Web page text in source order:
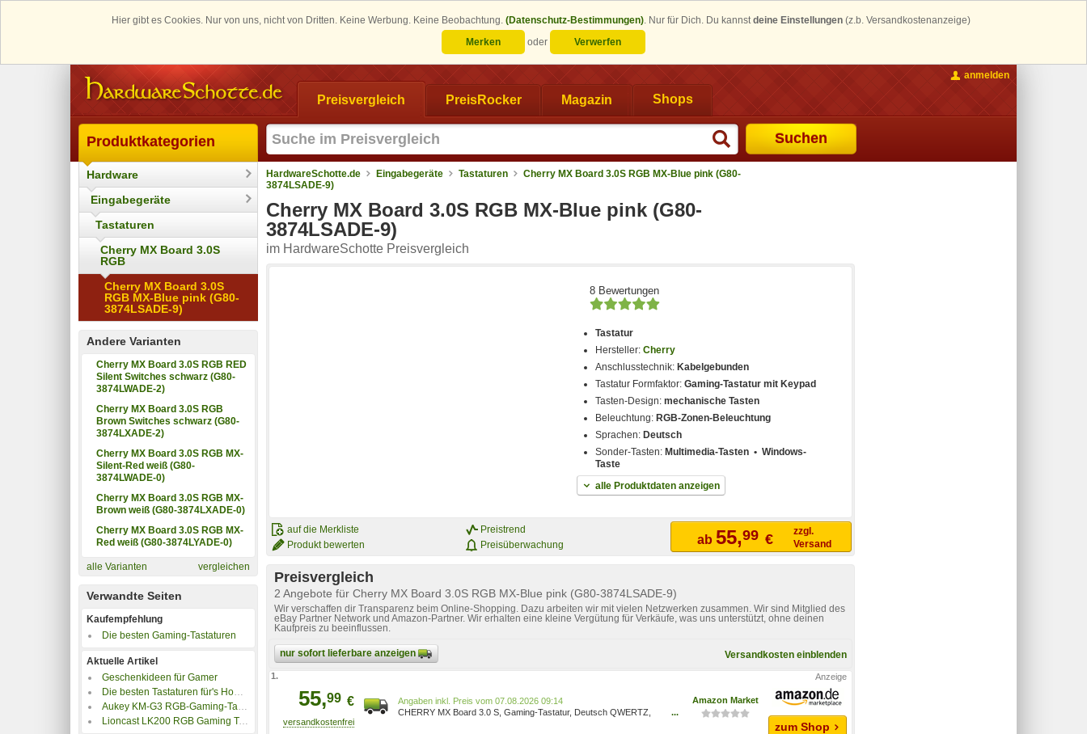
Hier gibt es Cookies. Nur von uns, nicht von Dritten. Keine Werbung. Keine Beobachtung. (Datenschutz-Bestimmungen). Nur für Dich. Du kannstdeine Einstellungen (z.b. Versandkostenanzeige)
Merken
oder Verwerfen
Preisvergleich PreisRocker Magazin Shops
Suchen
anmelden
Produktkategorien
Hardware
Eingabegeräte
Tastaturen
Cherry MX Board 3.0S
RGB
Cherry MX Board 3.0S
RGB MX-Blue pink (G80-
3874LSADE-9)
Andere Varianten
Cherry MX Board 3.0S RGB RED
Silent Switches schwarz (G80-
3874LWADE-2)
Cherry MX Board 3.0S RGB
Brown Switches schwarz (G80-
3874LXADE-2)
Cherry MX Board 3.0S RGB MX-
Silent-Red weiß (G80-
3874LWADE-0)
Cherry MX Board 3.0S RGB MX-
Brown weiß (G80-3874LXADE-0)
Cherry MX Board 3.0S RGB MX-
Red weiß (G80-3874LYADE-0)
alle Varianten vergleichen
Verwandte Seiten
Kaufempfehlung
Die besten Gaming-Tastaturen
Aktuelle Artikel
Geschenkideen für Gamer
Die besten Tastaturen für's Home-Office und Büro
Aukey KM-G3 RGB-Gaming-Tastatur im Test
Lioncast LK200 RGB Gaming Tastatur im Test
HardwareSchotte.de Eingabegeräte Tastaturen
Cherry MX Board 3.0S RGB MX-Blue pink (G80-
3874LSADE-9)
Cherry MX Board 3.0S RGB MX-Blue pink (G80-
3874LSADE-9)
im HardwareSchotte Preisvergleich
8 Bewertungen
Tastatur
Hersteller:Cherry
Anschlusstechnik: Kabelgebunden
Tastatur Formfaktor:Gaming-Tastatur mit Keypad
Tasten-Design:mechanische Tasten
Beleuchtung: RGB-Zonen-Beleuchtung
Sprachen: Deutsch
Sonder-Tasten: Multimedia-Tasten • Windows-
Taste
alle Produktdaten anzeigen
auf die Merkliste
Produkt bewerten
Preistrend
Preisüberwachung
ab 55,99 €
zzgl.
Versand
Preisvergleich
2 Angebote für Cherry MX Board 3.0S RGB MX-Blue pink (G80-3874LSADE-9)
Wir verschaffen dir Transparenz beim Online-Shopping. Dazu arbeiten wir mit vielen Netzwerken zusammen. Wir sind Mitglied des
eBay Partner Network und Amazon-Partner. Wir erhalten eine kleine Vergütung für Verkäufe, was uns unterstützt, ohne deinen
Kaufpreis zu beeinflussen.
nur sofort lieferbare anzeigen Versandkosten einblenden
1.
55,99 €
Preis vom 07.08.2026 09:14
CHERRY MX Board 3.0 S, Gaming-Tastatur, Deutsch QWERTZ,
...
Amazon Market
zum Shop